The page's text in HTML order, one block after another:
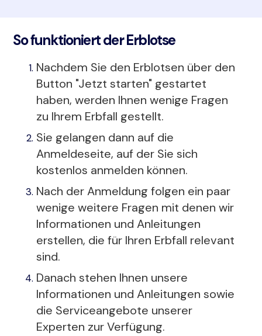
So funktioniert der Erblotse
Nachdem Sie den Erblotsen über den
Button "Jetzt starten" gestartet
haben, werden Ihnen wenige Fragen
zu Ihrem Erbfall gestellt.
Sie gelangen dann auf die
Anmeldeseite, auf der Sie sich
kostenlos anmelden können.
Nach der Anmeldung folgen ein paar
wenige weitere Fragen mit denen wir
Informationen und Anleitungen
erstellen, die für Ihren Erbfall relevant
sind.
Danach stehen Ihnen unsere
Informationen und Anleitungen sowie
die Serviceangebote unserer
Experten zur Verfügung.